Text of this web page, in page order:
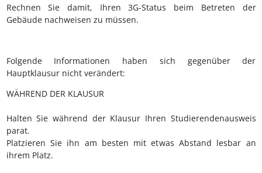
Rechnen Sie damit, Ihren 3G-Status beim Betreten der
Gebäude nachweisen zu müssen.
Folgende Informationen haben sich gegenüber der
Hauptklausur nicht verändert:
WÄHREND DER KLAUSUR
Halten Sie während der Klausur Ihren Studierendenausweis
parat.
Platzieren Sie ihn am besten mit etwas Abstand lesbar an
ihrem Platz.